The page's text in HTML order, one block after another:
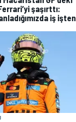
şaşırttı:
iş işten